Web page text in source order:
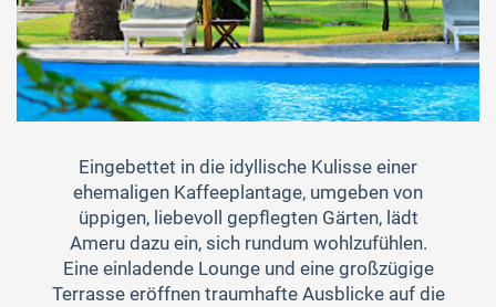
Eingebettet in die idyllische Kulisse einer
ehemaligen Kaffeeplantage, umgeben von
üppigen, liebevoll gepflegten Gärten, lädt
Ameru dazu ein, sich rundum wohlzufühlen.
Eine einladende Lounge und eine großzügige
Terrasse eröffnen traumhafte Ausblicke auf die